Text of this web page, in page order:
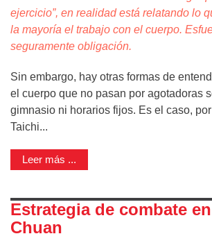
ejercicio”, en realidad está relatando lo
la mayoría el trabajo con el cuerpo.
seguramente obligación.
Sin embargo, hay otras formas de
el cuerpo que no pasan por agotadoras
gimnasio ni horarios fijos. Es el caso,
Taichi...
Leer más ...
Estrategia de combate
Chuan